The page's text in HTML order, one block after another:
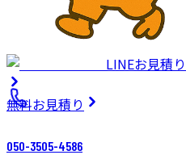
LINEお見積り
無料お見積り
050-3505-4586